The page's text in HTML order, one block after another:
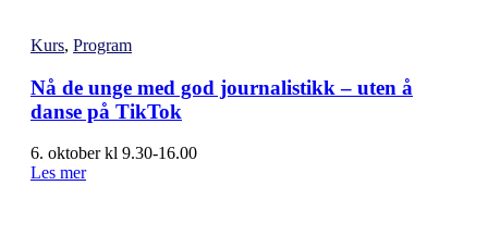
Kurs, Program
Nå de unge med god journalistikk – uten å
danse på TikTok
6. oktober kl 9.30-16.00
Les mer